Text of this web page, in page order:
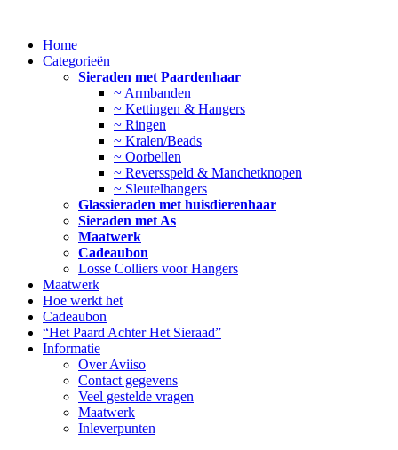
inhoud
Home
Categorieën
Sieraden met Paardenhaar
~ Armbanden
~ Kettingen & Hangers
~ Ringen
~ Kralen/Beads
~ Oorbellen
~ Reversspeld & Manchetknopen
~ Sleutelhangers
Glassieraden met huisdierenhaar
Sieraden met As
Maatwerk
Cadeaubon
Losse Colliers voor Hangers
Maatwerk
Hoe werkt het
Cadeaubon
“Het Paard Achter Het Sieraad”
Informatie
Over Aviiso
Contact gegevens
Veel gestelde vragen
Maatwerk
Inleverpunten